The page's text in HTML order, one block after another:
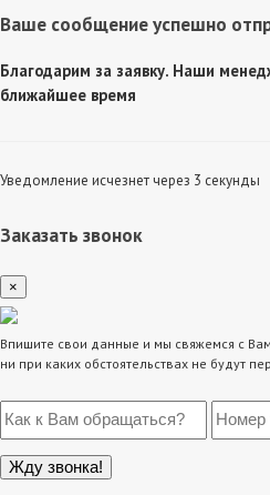
Ваше сообщение успешно
Благодарим за заявку. Наши
ближайшее время
Уведомление исчезнет через 3 секунды
Заказать звонок
×
Впишите свои данные и мы свяжемся с
ни при каких обстоятельствах не будут